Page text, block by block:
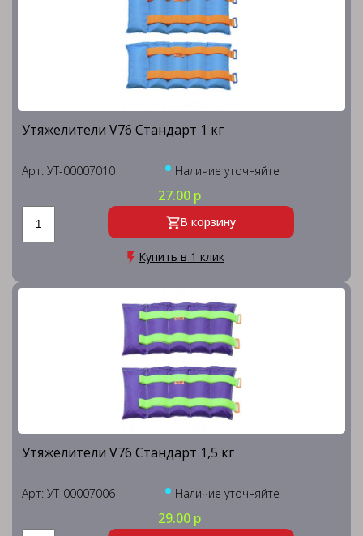
Утяжелители V76 Стандарт 1 кг
Арт: УТ-00007010 Наличие уточняйте
27.00 р
В корзину
Купить в 1 клик
Утяжелители V76 Стандарт 1,5 кг
Арт: УТ-00007006 Наличие уточняйте
29.00 р